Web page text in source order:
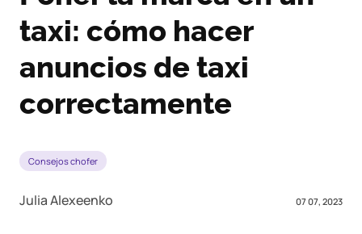
taxi: cómo hacer
anuncios de taxi
correctamente
Consejos chofer
07 07, 2023
Julia Alexeenko